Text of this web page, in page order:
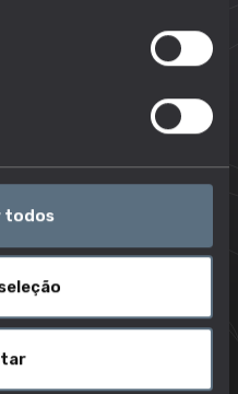
todos
e equipamentos
condições do mercado
dos produtos e
de acordo com